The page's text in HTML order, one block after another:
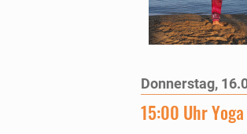
Donnerstag,
15:00 Uhr